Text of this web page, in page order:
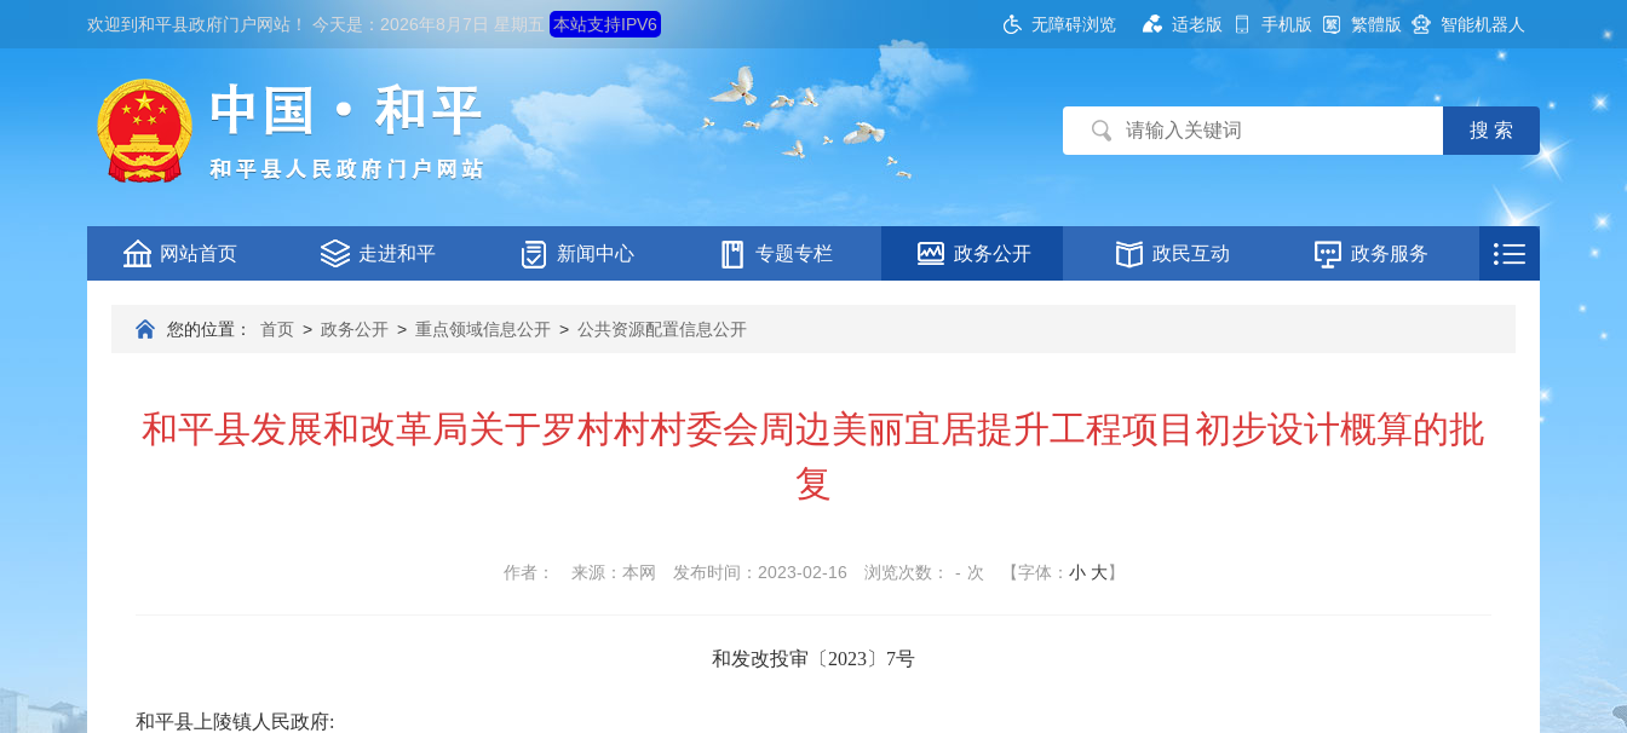
欢迎到和平县政府门户网站 ！ 今天是： 2026年8月7日 星期五 本站支持IPV6 无障碍浏览 适老版 手机版 繁體版 智能机器人
网站首页 走进和平 新闻中心 专题专栏 政务公开 政民互动 政务服务
您的位置： 首页 > 政务公开 > 重点领域信息公开 > 公共资源配置信息公开
和平县发展和改革局关于罗村村村委会周边美丽宜居提升工程项目初步设计概算的批
复
作者： 来源：本网 发布时间：2023-02-16 浏览次数： - 次 【字体： 小 大】
和发改投审〔2023〕7号
和平县上陵镇人民政府: